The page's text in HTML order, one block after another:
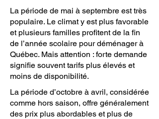
La période de mai à septembre est très
populaire. Le climat y est plus favorable
et plusieurs familles profitent de la fin
de l’année scolaire pour déménager à
Québec. Mais attention : forte demande
signifie souvent tarifs plus élevés et
moins de disponibilité.
La période d’octobre à avril, considérée
comme hors saison, offre généralement
des prix plus abordables et plus de